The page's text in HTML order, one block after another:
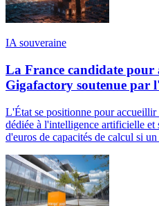
IA souveraine
La France candidate pour
Gigafactory soutenue par
L'État se positionne pour
dédiée à l'intelligence artificielle et
d'euros de capacités de calcul si